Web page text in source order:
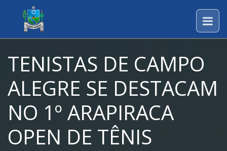
TENISTAS DE CAMPO
ALEGRE SE DESTACAM
NO 1º ARAPIRACA
OPEN DE TÊNIS